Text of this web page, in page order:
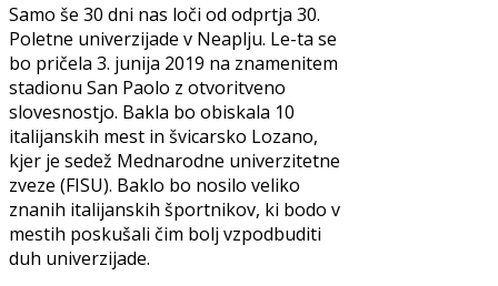
Samo še 30 dni nas loči od odprtja 30.
Poletne univerzijade v Neaplju. Le-ta se
bo pričela 3. junija 2019 na znamenitem
stadionu San Paolo z otvoritveno
slovesnostjo. Bakla bo obiskala 10
italijanskih mest in švicarsko Lozano,
kjer je sedež Mednarodne univerzitetne
zveze (FISU). Baklo bo nosilo veliko
znanih italijanskih športnikov, ki bodo v
mestih poskušali čim bolj vzpodbuditi
duh univerzijade.